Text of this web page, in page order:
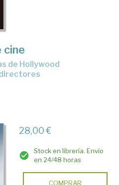
28,00 €
Stock en librería. Envío
en 24/48 horas
COMPRAR